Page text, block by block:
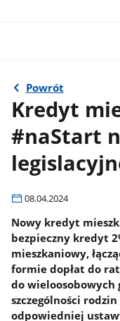
Powrót
Kredyt
#naStart
08.04.2024
Nowy kredyt
bezpieczny kredyt
mieszkaniowy,
formie dopłat do
do wieloosobowych
szczególności
odpowiedniej